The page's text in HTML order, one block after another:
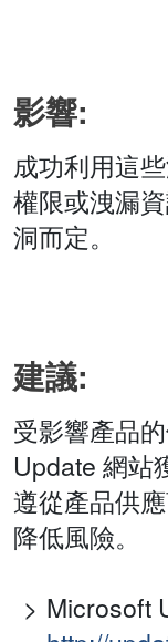
影響:
成功利用這
權限或洩漏
洞而定。
建議:
受影響產品
Update 網站
遵從產品供
降低風險。
Microsoft